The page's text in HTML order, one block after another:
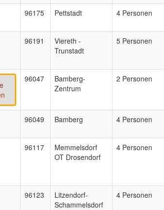
96175 Pettstadt 4 Personen
96191
Viereth -
Trunstadt
5 Personen
96047
Bamberg-
Zentrum
2 Personen
96049 Bamberg 4 Personen
96117
Memmelsdorf
OT Drosendorf
4 Personen
96123
Litzendorf-
Schammelsdorf
4 Personen